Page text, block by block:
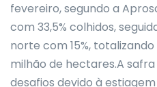
fevereiro, segundo a
com 33,5% colhidos,
norte com 15%,
milhão de hectares.A
desafios devido à